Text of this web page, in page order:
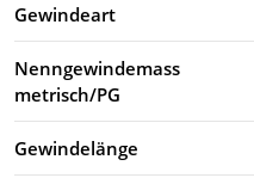
Gewindeart
Nenngewindemass
metrisch/PG
Gewindelänge